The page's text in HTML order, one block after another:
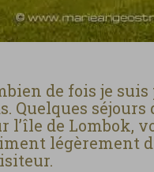
de fois je
Quelques séjours
l’île de Lombok,
légèrement